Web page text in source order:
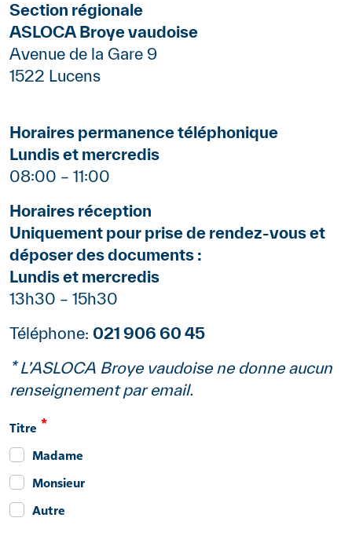
Section régionale
ASLOCA Broye vaudoise
Avenue de la Gare 9
1522 Lucens
Horaires permanence téléphonique
Lundis et mercredis
08:00 – 11:00
Horaires réception
Uniquement pour prise de rendez-vous et
déposer des documents :
Lundis et mercredis
13h30 – 15h30
Téléphone: 021 906 60 45
* L’ASLOCA Broye vaudoise ne donne aucun
renseignement par email.
Référence
Titre
Madame
Monsieur
Autre